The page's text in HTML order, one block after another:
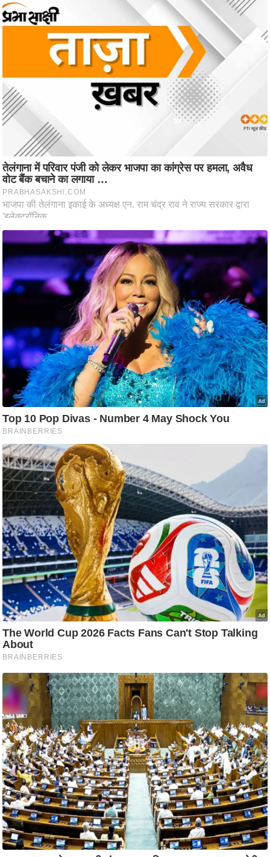
वि
स
म
सा
यि
क
मा
तृ
भू
मि
स्तं
भ
ए
म
आ
र
.
ई
.
चा
य
प
र
स
मी
क्षा
ध
र्म
ज्यो
ति
ष
प्र
भु
म
हि
मा
/
ध
र्म
स्थ
ल
व्र
त
त्यो
हा
र